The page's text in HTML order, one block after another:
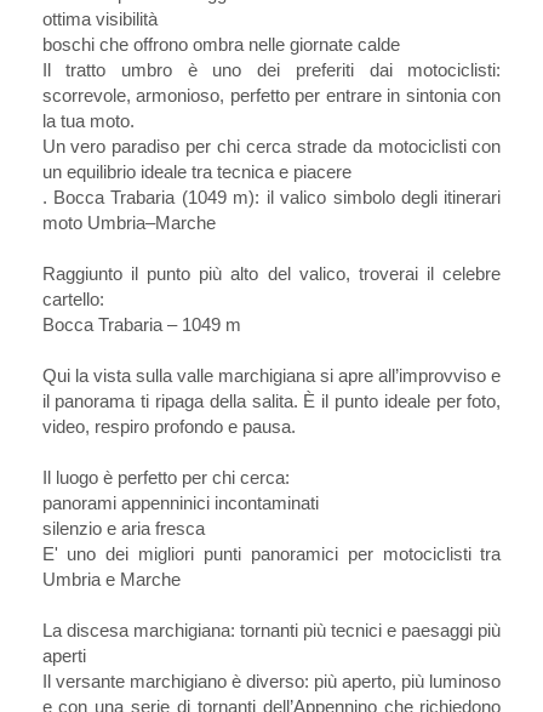
ottima visibilità
boschi che offrono ombra nelle giornate calde
Il tratto umbro è uno dei preferiti dai motociclisti:
scorrevole, armonioso, perfetto per entrare in sintonia con
la tua moto.
Un vero paradiso per chi cerca strade da motociclisti con
un equilibrio ideale tra tecnica e piacere
. Bocca Trabaria (1049 m): il valico simbolo degli itinerari
moto Umbria–Marche
Raggiunto il punto più alto del valico, troverai il celebre
cartello:
Bocca Trabaria – 1049 m
Qui la vista sulla valle marchigiana si apre all’improvviso e
il panorama ti ripaga della salita. È il punto ideale per foto,
video, respiro profondo e pausa.
Il luogo è perfetto per chi cerca:
panorami appenninici incontaminati
silenzio e aria fresca
E' uno dei migliori punti panoramici per motociclisti tra
Umbria e Marche
La discesa marchigiana: tornanti più tecnici e paesaggi più
aperti
Il versante marchigiano è diverso: più aperto, più luminoso
e con una serie di tornanti dell’Appennino che richiedono